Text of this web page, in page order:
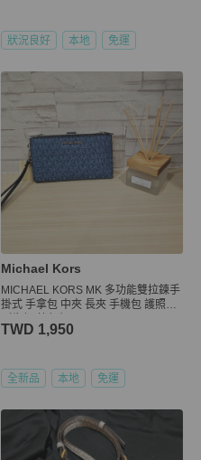
狀況良好 本地 免運
Michael Kors
MICHAEL KORS MK 多功能雙拉鍊手
掛式 手拿包 中夾 長夾 手機包 護照夾
TWD 1,950
全新品 本地 免運